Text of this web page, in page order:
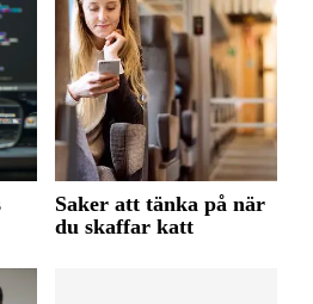
Saker att tänka på när
du skaffar katt